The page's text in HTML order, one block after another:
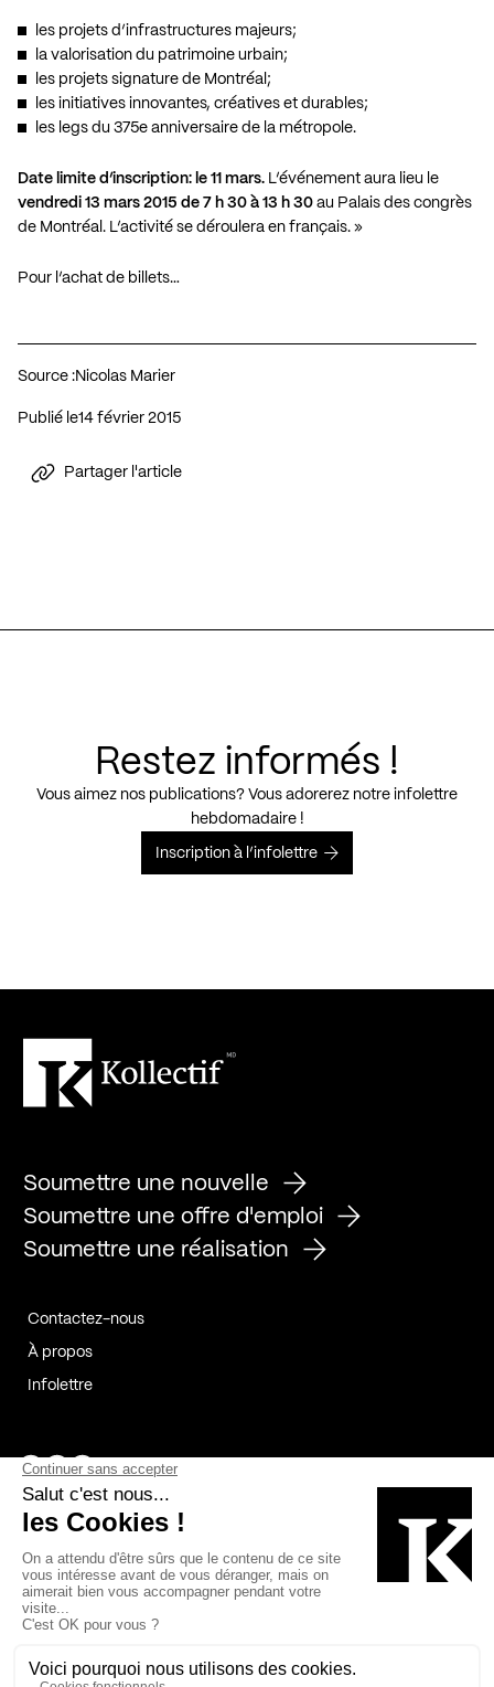
les projets d’infrastructures majeurs;
la valorisation du patrimoine urbain;
les projets signature de Montréal;
les initiatives innovantes, créatives et durables;
les legs du 375e anniversaire de la métropole.
Date limite d’inscription: le 11 mars. L’événement aura lieu le
vendredi 13 mars 2015 de 7 h 30 à 13 h 30 au Palais des congrès
de Montréal. L’activité se déroulera en français. »
Pour l’achat de billets…
Source :Nicolas Marier
Publié le 14 février 2015
Partager l'article
Restez informés !
Vous aimez nos publications? Vous adorerez notre infolettre
hebdomadaire !
Inscription à l’infolettre
Soumettre une nouvelle
Soumettre une offre d'emploi
Soumettre une réalisation
Contactez-nous
À propos
Infolettre
Page Facebook de Kollectif
Page Instagram de Kollectif
Page Linkedin de Kollectif
Bâtiment-Durable-Québec-1
Esquisses-1
MP-1 v2com-1